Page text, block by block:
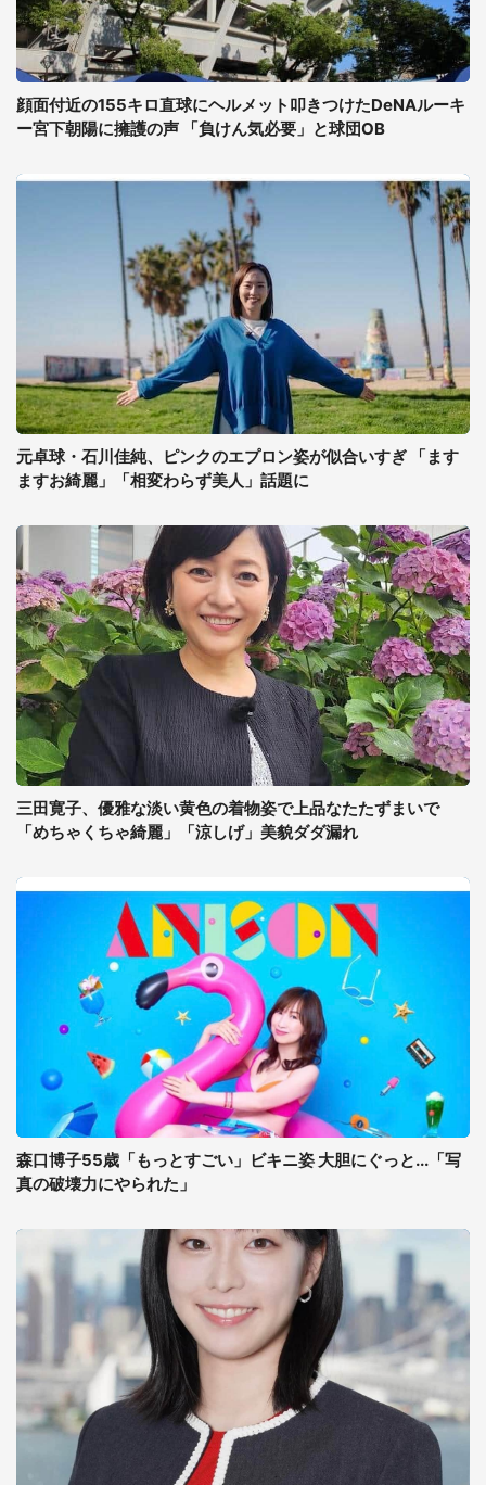
顔面付近の155キロ直球にヘルメット叩きつけたDeNAルーキ
ー宮下朝陽に擁護の声 「負けん気必要」と球団OB
元卓球・石川佳純、ピンクのエプロン姿が似合いすぎ 「ます
ますお綺麗」「相変わらず美人」話題に
三田寛子、優雅な淡い黄色の着物姿で上品なたたずまいで
「めちゃくちゃ綺麗」「涼しげ」美貌ダダ漏れ
森口博子55歳「もっとすごい」ビキニ姿 大胆にぐっと...「写
真の破壊力にやられた」